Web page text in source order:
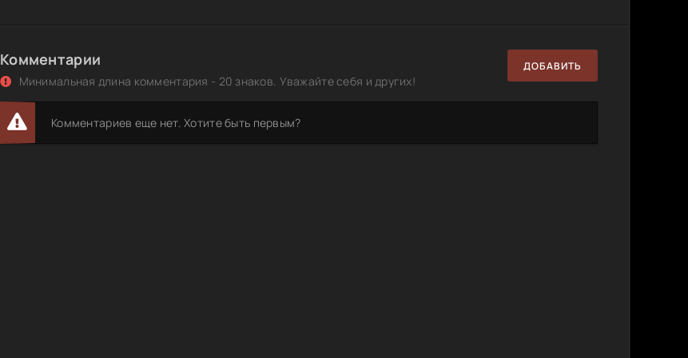
19.89
Кухня в Париже (2014) BDRip-AVC от Leonardo and Scarabey
Алексей Выдрин - Рецепты датской кухни (2025) PDF, FB2, EPUB
1.88 MB
Сваты на кухне №6 [128] (Июнь) (2025) PDF
Комментарии
Минимальная длина комментария - 20 знаков. Уважайте себя и других!
ДОБАВИТЬ
Комментариев еще нет. Хотите быть первым?